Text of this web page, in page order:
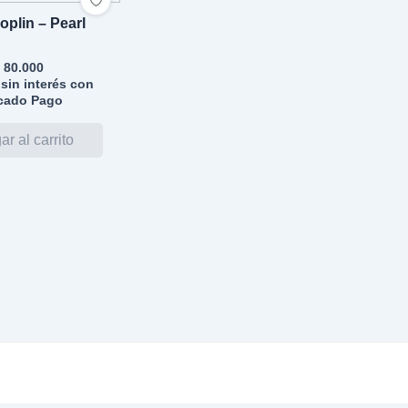
– Pearl
80.000
interés con
Pago